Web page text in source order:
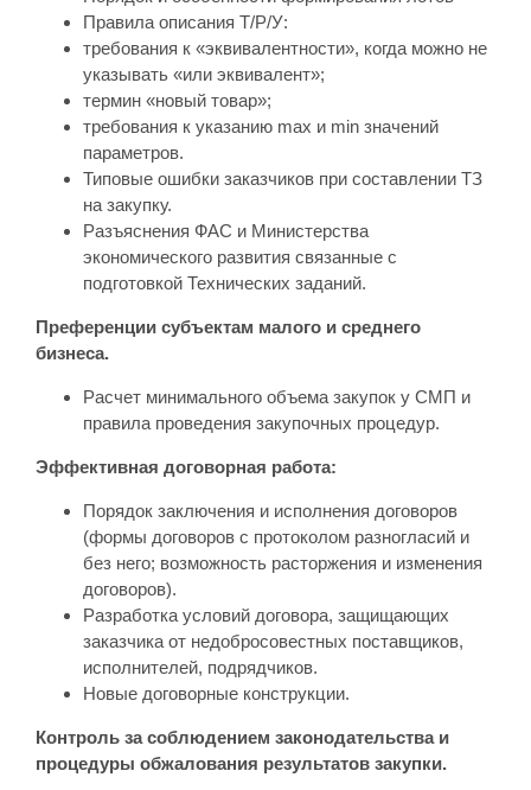
Правила описания Т/Р/У:
требования к «эквивалентности», когда можно не
указывать «или эквивалент»;
термин «новый товар»;
требования к указанию max и min значений
параметров.
Типовые ошибки заказчиков при составлении ТЗ
на закупку.
Разъяснения ФАС и Министерства
экономического развития связанные с
подготовкой Технических заданий.
Преференции субъектам малого и среднего
бизнеса.
Расчет минимального объема закупок у СМП и
правила проведения закупочных процедур.
Эффективная договорная работа:
Порядок заключения и исполнения договоров
(формы договоров с протоколом разногласий и
без него; возможность расторжения и изменения
договоров).
Разработка условий договора, защищающих
заказчика от недобросовестных поставщиков,
исполнителей, подрядчиков.
Новые договорные конструкции.
Контроль за соблюдением законодательства и
процедуры обжалования результатов закупки.